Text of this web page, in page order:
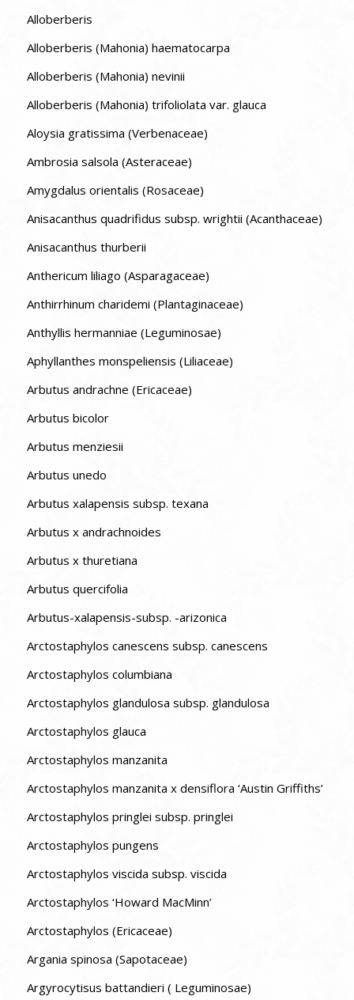
Alloberberis
Alloberberis (Mahonia) haematocarpa
Alloberberis (Mahonia) nevinii
Alloberberis (Mahonia) trifoliolata var. glauca
Aloysia gratissima (Verbenaceae)
Ambrosia salsola (Asteraceae)
Amygdalus orientalis (Rosaceae)
Anisacanthus quadrifidus subsp. wrightii (Acanthaceae)
Anisacanthus thurberii
Anthericum liliago (Asparagaceae)
Anthirrhinum charidemi (Plantaginaceae)
Anthyllis hermanniae (Leguminosae)
Aphyllanthes monspeliensis (Liliaceae)
Arbutus andrachne (Ericaceae)
Arbutus bicolor
Arbutus menziesii
Arbutus unedo
Arbutus xalapensis subsp. texana
Arbutus x andrachnoides
Arbutus x thuretiana
Arbutus quercifolia
Arbutus-xalapensis-subsp. -arizonica
Arctostaphylos canescens subsp. canescens
Arctostaphylos columbiana
Arctostaphylos glandulosa subsp. glandulosa
Arctostaphylos glauca
Arctostaphylos manzanita
Arctostaphylos manzanita x densiflora ‘Austin Griffiths’
Arctostaphylos pringlei subsp. pringlei
Arctostaphylos pungens
Arctostaphylos viscida subsp. viscida
Arctostaphylos ‘Howard MacMinn’
Arctostaphylos (Ericaceae)
Argania spinosa (Sapotaceae)
Argyrocytisus battandieri ( Leguminosae)